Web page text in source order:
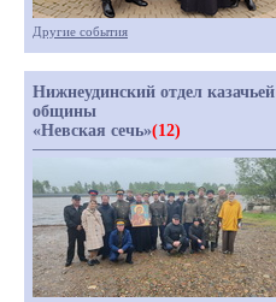
Другие события
Нижнеудинский отдел казачьей
общины
«Невская сечь»(12)